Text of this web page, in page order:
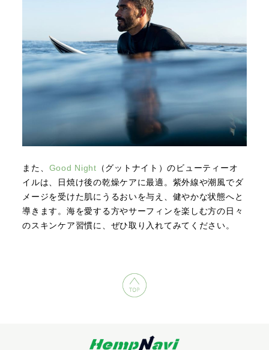
また、 Good Night （グットナイト）のビューティーオ
イルは、日焼け後の乾燥ケアに最適。紫外線や潮風でダ
メージを受けた肌にうるおいを与え、健やかな状態へと
導きます。海を愛する方やサーフィンを楽しむ方の日々
のスキンケア習慣に、ぜひ取り入れてみてください。